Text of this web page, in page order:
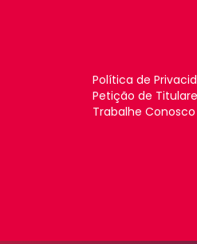
Política de
Petição de
Trabalhe Conosco